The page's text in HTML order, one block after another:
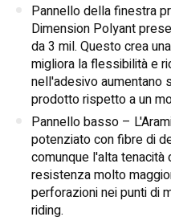
Pannello della finestra
Dimension Polyant
da 3 mil. Questo crea
migliora la flessibilità e
nell'adesivo aumentano
prodotto rispetto a un
Pannello basso –
potenziato con fibre di
comunque l'alta tenacità
resistenza molto
perforazioni nei punti di
riding.